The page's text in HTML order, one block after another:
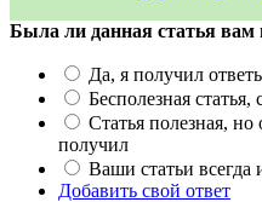
Была ли данная статья вам
Да, я получил
Бесполезная
Статья полезная,
получил
Ваши статьи всегда
Добавить свой ответ